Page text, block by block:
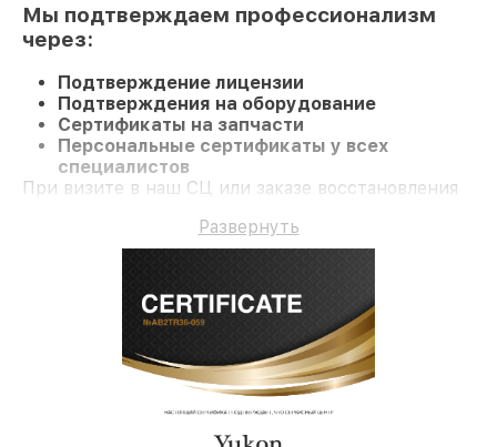
Мы подтверждаем профессионализм
через:
Подтверждение лицензии
Подтверждения на оборудование
Сертификаты на запчасти
Персональные сертификаты у всех
специалистов
При визите в наш СЦ или заказе восстановления
профессиональный сервис и официальную
гарантию до 3 лет.
Развернуть